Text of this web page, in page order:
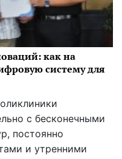
как на
систему для
с бесконечными
постоянно
и утренними